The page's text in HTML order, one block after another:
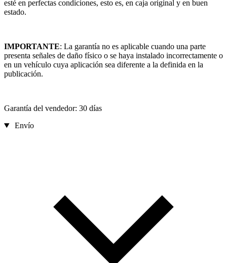
esté en perfectas condiciones, esto es, en caja original y en buen
estado.
IMPORTANTE: La garantía no es aplicable cuando una parte
presenta señales de daño físico o se haya instalado incorrectamente o
en un vehículo cuya aplicación sea diferente a la definida en la
publicación.
Garantía del vendedor: 30 días
Envío